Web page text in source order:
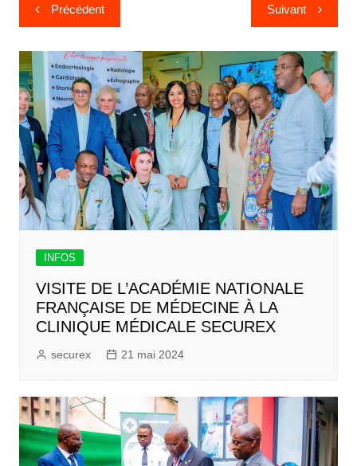
Précédent Suivant
INFOS
VISITE DE L’ACADÉMIE NATIONALE
FRANÇAISE DE MÉDECINE À LA
CLINIQUE MÉDICALE SECUREX
securex 21 mai 2024